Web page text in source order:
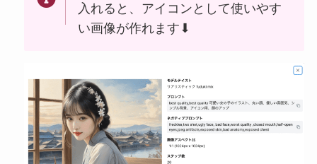
入れると、アイコンとして使いやす
い画像が作れます⬇︎